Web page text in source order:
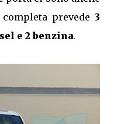
prevede3
e 2 benzina.